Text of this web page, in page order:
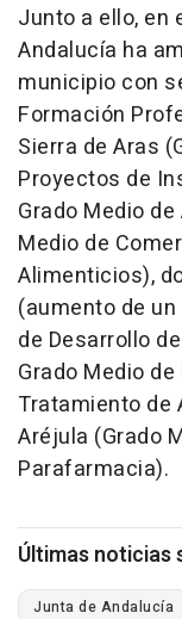
Junto a ello, en
Andalucía ha
municipio con
Formación
Sierra de Aras
Proyectos de
Grado Medio
Medio de
Alimenticios),
(aumento de un
de Desarrollo
Grado Medio
Tratamiento de
Aréjula (Grado
Parafarmacia).
Últimas noticias
Junta de Andalucía